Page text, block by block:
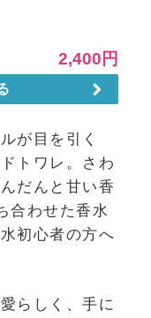
が目を引く
トワレ。さわ
だんと甘い香
合わせた香水
初心者の方へ
らしく、手に